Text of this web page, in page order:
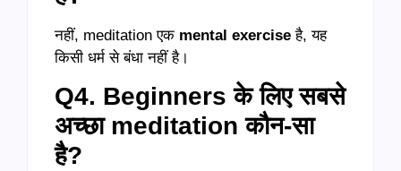
नहीं, meditation एक mental exercise है, यह
किसी धर्म से बंधा नहीं है।
Q4. Beginners के लिए सबसे
अच्छा meditation कौन-सा
है?